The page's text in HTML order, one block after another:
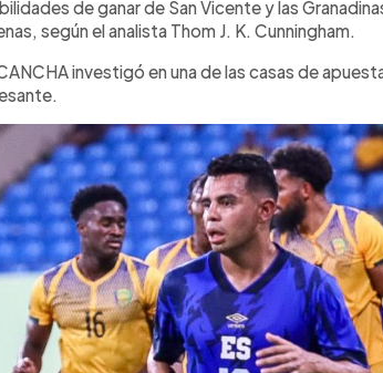
de ganar de San Vicente y las
según el analista Thom J. K. Cunningham.
investigó en una de las casas de